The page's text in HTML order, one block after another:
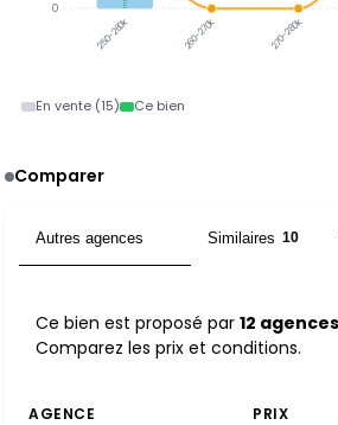
250-260k 260-270k 270-280k
0
En vente (15) Ce bien
Comparer
Autres agences Similaires 10
Ce bien est proposé par 12
Comparez les prix et conditions.
AGENCE PRIX